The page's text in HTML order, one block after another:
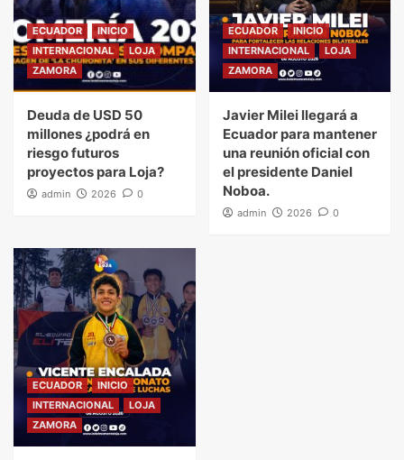
ECUADOR
INICIO
INTERNACIONAL
LOJA
ZAMORA
Deuda de USD 50
millones ¿podrá en
riesgo futuros
proyectos para Loja?
admin 2026 0
ECUADOR
INICIO
INTERNACIONAL
LOJA
ZAMORA
Javier Milei llegará a
Ecuador para mantener
una reunión oficial con
el presidente Daniel
Noboa.
admin 2026 0
ECUADOR
INICIO
INTERNACIONAL
LOJA
ZAMORA